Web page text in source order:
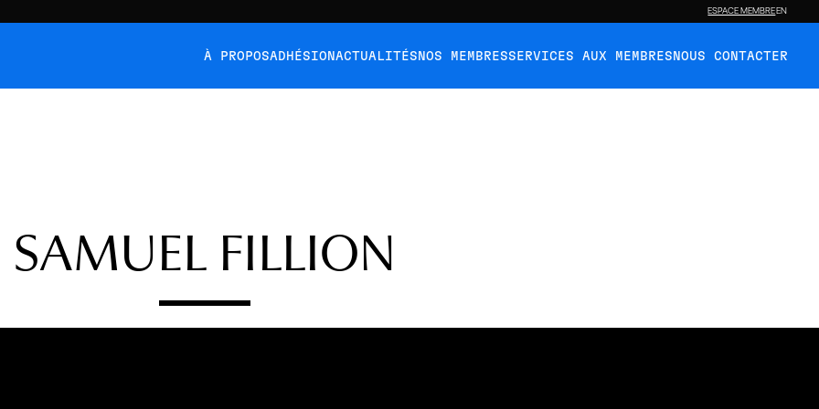
ESPACE MEMBREEN
À PROPOSADHÉSIONACTUALITÉS NOS MEMBRESSERVICES AUX MEMBRES NOUS CONTACTER
SAMUEL FILLION